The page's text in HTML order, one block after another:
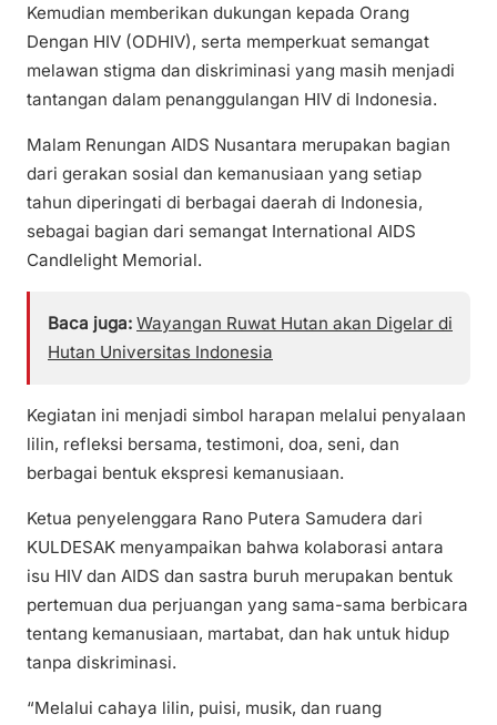
Kemudian memberikan dukungan kepada Orang
Dengan HIV (ODHIV), serta memperkuat semangat
melawan stigma dan diskriminasi yang masih menjadi
tantangan dalam penanggulangan HIV di Indonesia.
Malam Renungan AIDS Nusantara merupakan bagian
dari gerakan sosial dan kemanusiaan yang setiap
tahun diperingati di berbagai daerah di Indonesia,
sebagai bagian dari semangat International AIDS
Candlelight Memorial.
Baca juga: Wayangan Ruwat Hutan akan Digelar di
Hutan Universitas Indonesia
Kegiatan ini menjadi simbol harapan melalui penyalaan
lilin, refleksi bersama, testimoni, doa, seni, dan
berbagai bentuk ekspresi kemanusiaan.
Ketua penyelenggara Rano Putera Samudera dari
KULDESAK menyampaikan bahwa kolaborasi antara
isu HIV dan AIDS dan sastra buruh merupakan bentuk
pertemuan dua perjuangan yang sama-sama berbicara
tentang kemanusiaan, martabat, dan hak untuk hidup
tanpa diskriminasi.
“Melalui cahaya lilin, puisi, musik, dan ruang